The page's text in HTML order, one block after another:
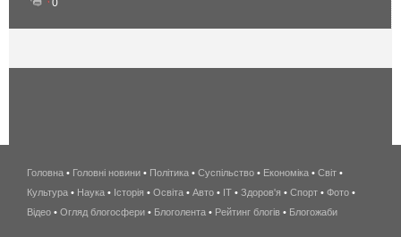
0
беспроводной
интернет
киев
Головна • Головні новини • Політика • Суспільство • Економіка • Світ •
Культура • Наука • Історія • Освіта • Авто • IT • Здоров'я • Спорт • Фото •
Відео • Огляд блогосфери • Блоголента • Рейтинг блогів • Блогожаби